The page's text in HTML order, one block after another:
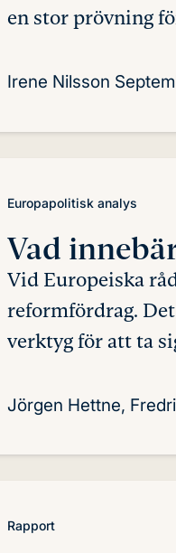
en stor prövning
Irene Nilsson
Europapolitisk analys
Vad
Vid Europeiska
reformfördrag.
verktyg för att ta
Jörgen Hettne,
Rapport